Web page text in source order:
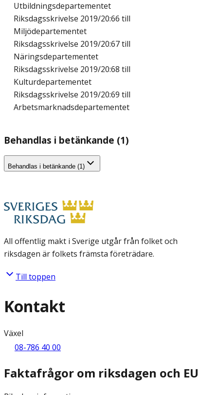
Utbildningsdepartementet
Riksdagsskrivelse 2019/20:66 till
Miljödepartementet
Riksdagsskrivelse 2019/20:67 till
Näringsdepartementet
Riksdagsskrivelse 2019/20:68 till
Kulturdepartementet
Riksdagsskrivelse 2019/20:69 till
Arbetsmarknadsdepartementet
Behandlas i betänkande (1)
Behandlas i betänkande (1)
All offentlig makt i Sverige utgår från folket och
riksdagen är folkets främsta företrädare.
Till toppen
Kontakt
Växel
08-786 40 00
Faktafrågor om riksdagen och EU